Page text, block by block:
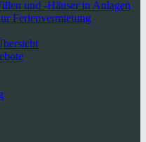
und -Häuser in Anlagen
Ferienvermietung